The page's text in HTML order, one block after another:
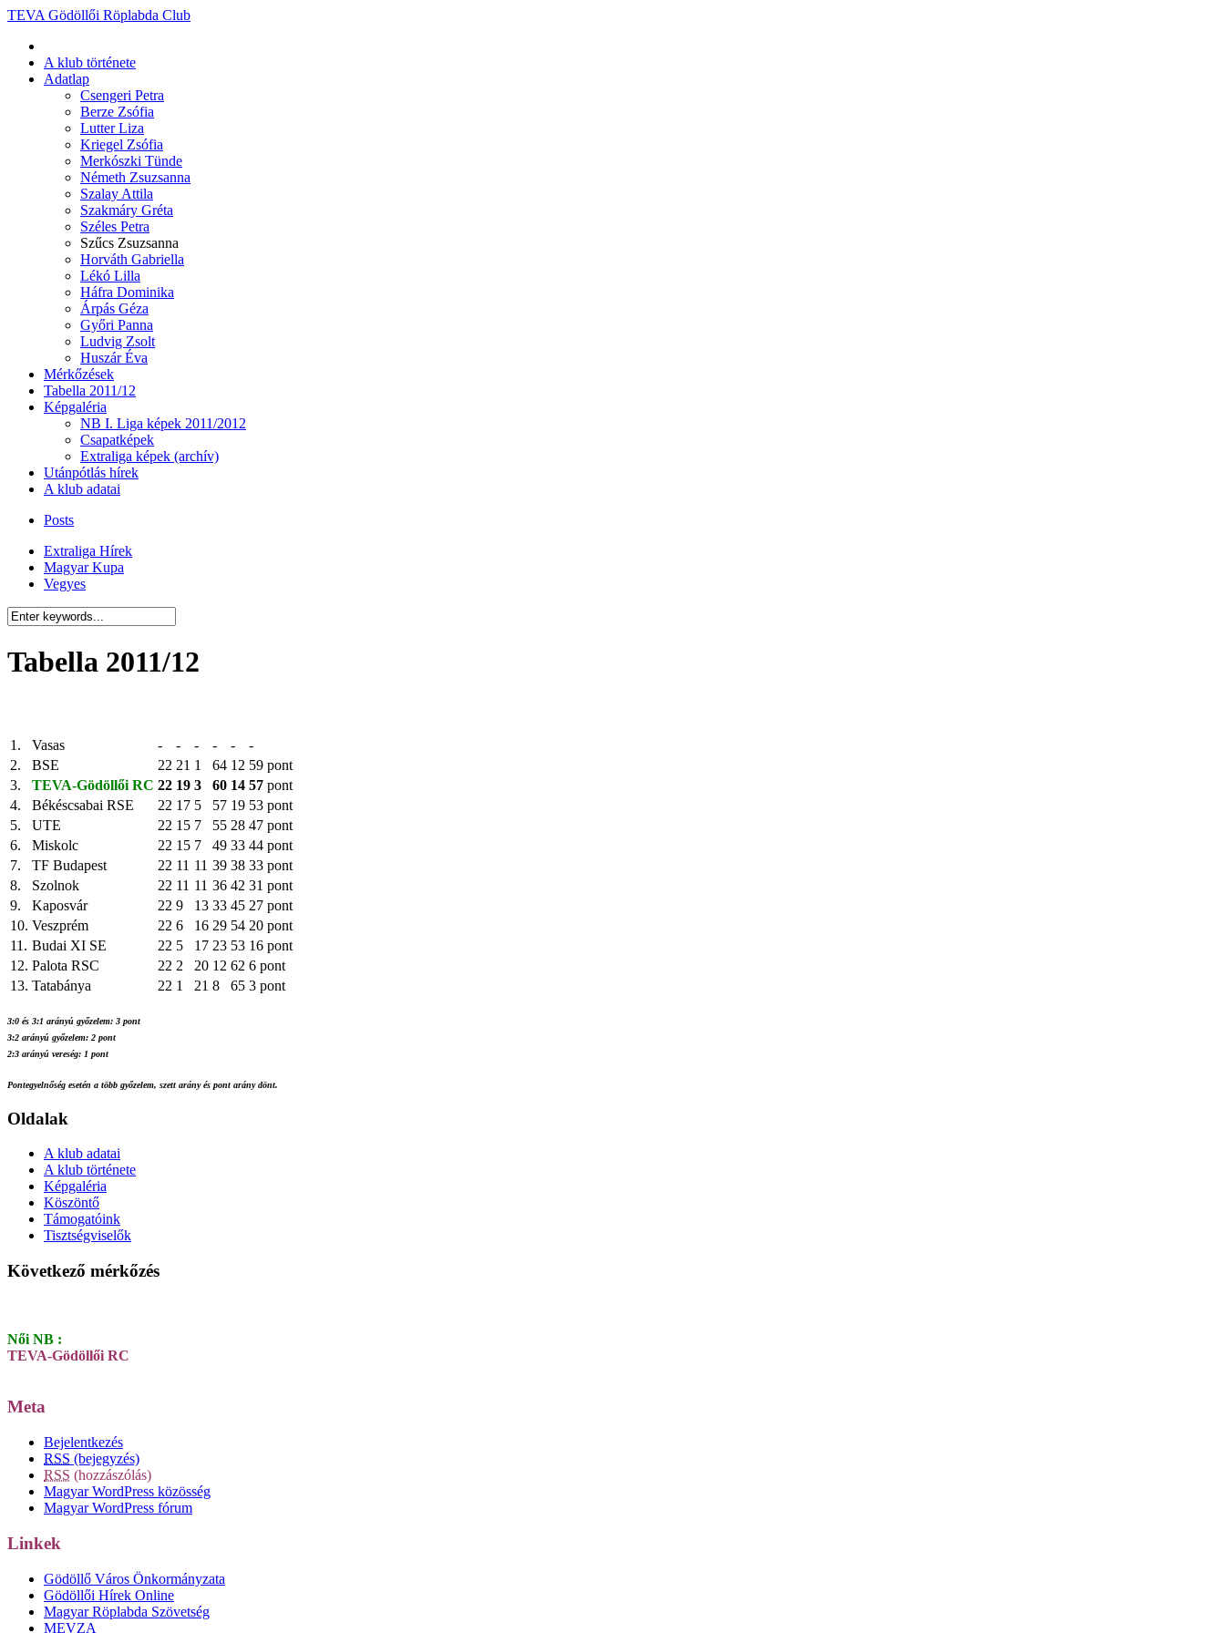
TEVA Gödöllői Röplabda Club
A klub története
Adatlap
Csengeri Petra
Berze Zsófia
Lutter Liza
Kriegel Zsófia
Merkószki Tünde
Németh Zsuzsanna
Szalay Attila
Szakmáry Gréta
Széles Petra
Szűcs Zsuzsanna
Horváth Gabriella
Lékó Lilla
Háfra Dominika
Árpás Géza
Győri Panna
Ludvig Zsolt
Huszár Éva
Mérkőzések
Tabella 2011/12
Képgaléria
NB I. Liga képek 2011/2012
Csapatképek
Extraliga képek (archív)
Utánpótlás hírek
A klub adatai
Posts
Extraliga Hírek
Magyar Kupa
Vegyes
Tabella 2011/12
1. Vasas - - - - -
-
2.
BSE 22 21 1 64 12 59 pont
3.
TEVA-Gödöllői RC 22 19 3 60 14 57 pont
4.
Békéscsabai RSE 22 17 5 57 19 53 pont
5.
UTE 22 15 7 55 28 47 pont
6.
Miskolc 22 15 7 49 33 44 pont
7.
TF Budapest 22 11 11 39 38 33 pont
8.
Szolnok 22 11 11 36 42 31 pont
9.
Kaposvár 22 9 13 33 45 27 pont
10. Veszprém 22 6 16 29 54 20 pont
11. Budai XI SE 22 5 17 23 53 16 pont
12. Palota RSC 22 2 20 12 62 6 pont
13. Tatabánya 22 1 21 8 65 3 pont
3:0 és 3:1 arányú győzelem: 3 pont
3:2 arányú győzelem: 2 pont
2:3 arányú vereség: 1 pont
Pontegyelnőség esetén a több győzelem, szett arány és pont arány dönt.
Oldalak
A klub adatai
A klub története
Képgaléria
Köszöntő
Támogatóink
Tisztségviselők
Következő mérkőzés
Női NB :
TEVA-Gödöllői RC
Meta
Bejelentkezés
RSS (bejegyzés)
RSS (hozzászólás)
Magyar WordPress közösség
Magyar WordPress fórum
Linkek
Gödöllő Város Önkormányzata
Gödöllői Hírek Online
Magyar Röplabda Szövetség
MEVZA